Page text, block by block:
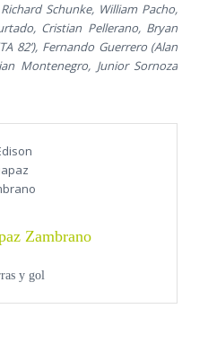
Schunke, William Pacho,
Cristian Pellerano, Bryan
82’), Fernando Guerrero (Alan
Montenegro, Junior Sornoza
Zambrano
y gol